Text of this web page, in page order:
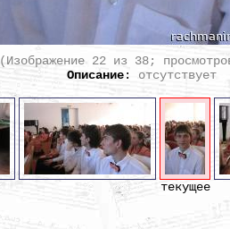
(Изображение 22 из 38;
Описание: отсутствует
текущее